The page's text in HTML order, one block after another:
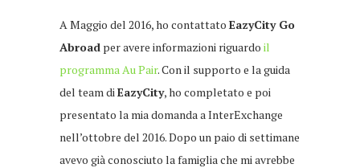
A Maggio del 2016, ho contattato EazyCity Go
Abroad per avere informazioni riguardo il
programma Au Pair. Con il supporto e la guida
del team diEazyCity, ho completato e poi
presentato la mia domanda a InterExchange
nell’ottobre del 2016. Dopo un paio di settimane
avevo già conosciuto la famiglia che mi avrebbe